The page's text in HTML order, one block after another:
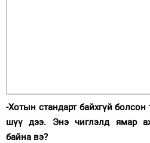
-Хотын стандарт байхгүй
шүү дээ. Энэ чиглэлд ямар
байна вэ?